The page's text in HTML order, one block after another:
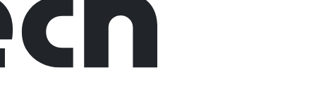
that require precise product
of manufacturing origin, we can